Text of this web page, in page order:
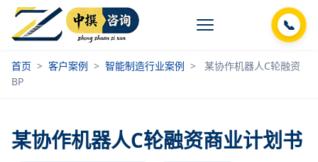
📞
首页 > 客户案例 > 智能制造行业案例 >
某协作机器人C轮融资
BP
某协作机器人C轮融资商业计划书